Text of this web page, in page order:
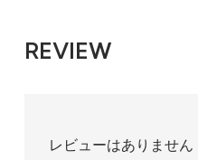
REVIEW
レビューはありません